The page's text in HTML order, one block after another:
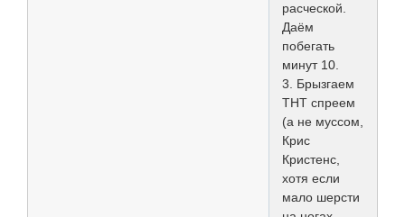
расческой.
Даём
побегать
минут 10.
3. Брызгаем
ТНТ спреем
(а не муссом,
Крис
Кристенс,
хотя если
мало шерсти